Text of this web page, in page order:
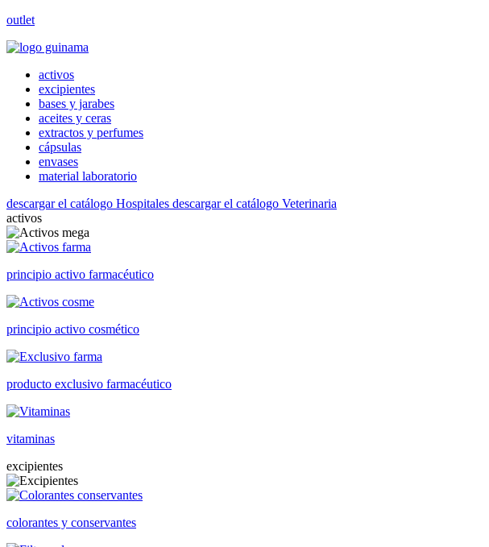
outlet
activos
excipientes
bases y jarabes
aceites y ceras
extractos y perfumes
cápsulas
envases
material laboratorio
descargar el catálogo Hospitales descargar el catálogo Veterinaria
activos
principio activo farmacéutico
principio activo cosmético
producto exclusivo farmacéutico
vitaminas
excipientes
colorantes y conservantes